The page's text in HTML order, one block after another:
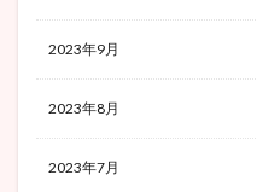
2023年9月
2023年8月
2023年7月